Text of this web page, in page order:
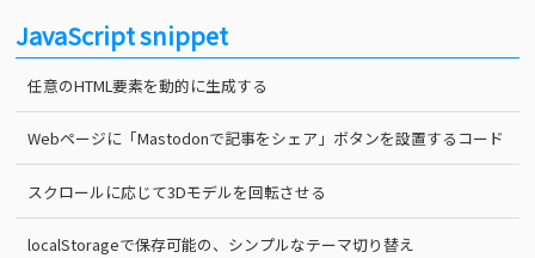
JavaScript snippet
任意のHTML要素を動的に生成する
Webページに「Mastodonで記事をシェア」ボタンを設置するコード
スクロールに応じて3Dモデルを回転させる
localStorageで保存可能の、シンプルなテーマ切り替え